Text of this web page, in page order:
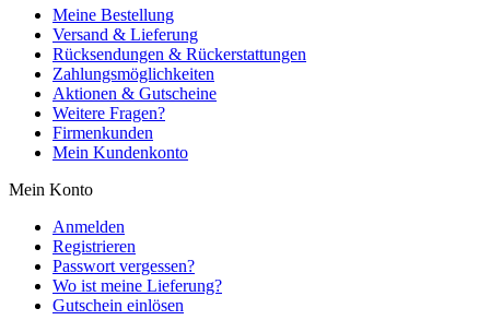
Meine Bestellung
Versand & Lieferung
Rücksendungen & Rückerstattungen
Zahlungsmöglichkeiten
Aktionen & Gutscheine
Weitere Fragen?
Firmenkunden
Mein Kundenkonto
Mein Konto
Anmelden
Registrieren
Passwort vergessen?
Wo ist meine Lieferung?
Gutschein einlösen